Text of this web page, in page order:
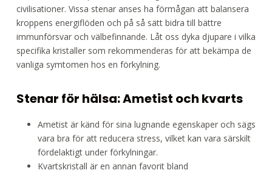
civilisationer. Vissa stenar anses ha förmågan att balansera
kroppens energiflöden och på så sätt bidra till bättre
immunförsvar och välbefinnande. Låt oss dyka djupare i vilka
specifika kristaller som rekommenderas för att bekämpa de
vanliga symtomen hos en förkylning.
Stenar för hälsa: Ametist och kvarts
Ametist är känd för sina lugnande egenskaper och sägs
vara bra för att reducera stress, vilket kan vara särskilt
fördelaktigt under förkylningar.
Kvartskristall är en annan favorit bland